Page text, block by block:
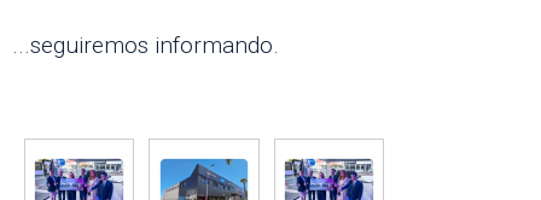
...seguiremos informando.